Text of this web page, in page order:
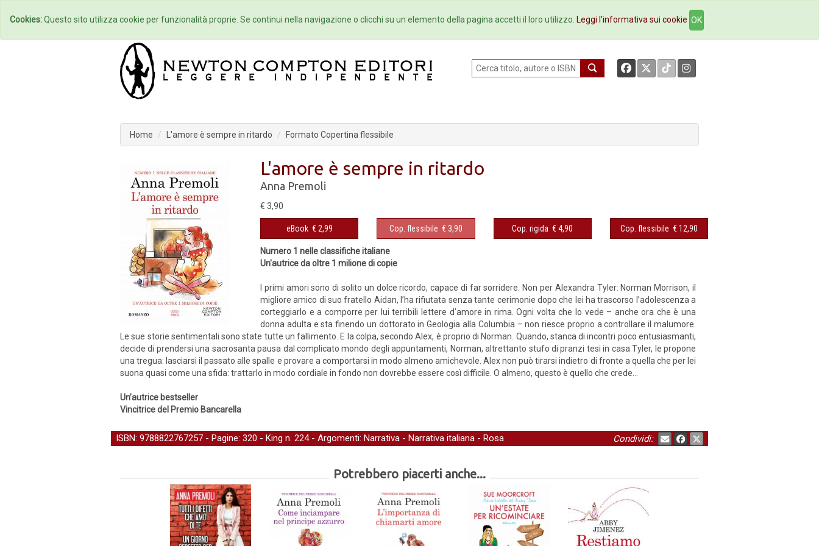
Home Autori Eventi Collane Newsletter Ebookstore Contatti
Home L'amore è sempre in ritardo Formato Copertina flessibile
L'amore è sempre in ritardo
Anna Premoli
€ 3,90
eBook € 2,99 Cop. flessibile € 3,90 Cop. rigida € 4,90 Cop. flessibile € 12,90
Numero 1 nelle classifiche italiane
Un'autrice da oltre 1 milione di copie
I primi amori sono di solito un dolce ricordo, capace di far sorridere. Non per Alexandra Tyler: Norman Morrison, il
migliore amico di suo fratello Aidan, l’ha rifiutata senza tante cerimonie dopo che lei ha trascorso l’adolescenza a
corteggiarlo e a comporre per lui terribili lettere d’amore in rima. Ogni volta che lo vede – anche ora che è una
donna adulta e sta finendo un dottorato in Geologia alla Columbia – non riesce proprio a controllare il malumore.
Le sue storie sentimentali sono state tutte un fallimento. E la colpa, secondo Alex, è proprio di Norman. Quando, stanca di incontri poco entusiasmanti,
decide di prendersi una sacrosanta pausa dal complicato mondo degli appuntamenti, Norman, altrettanto stufo di pranzi tesi in casa Tyler, le propone
una tregua: lasciarsi il passato alle spalle e provare a comportarsi in modo almeno amichevole. Alex non può tirarsi indietro di fronte a quella che per lei
suona quasi come una sfida: trattarlo in modo cordiale in fondo non dovrebbe essere così difficile. O almeno, questo è quello che crede…
Un’autrice bestseller
Vincitrice del Premio Bancarella
ISBN: 9788822767257 - Pagine: 320 - King n. 224 - Argomenti: Narrativa - Narrativa italiana - Rosa Condividi:
Potrebbero piacerti anche...
Cookies:Questo sito utilizza cookie per funzionalità proprie. Se continui nella navigazione o clicchi su un elemento della pagina accetti il loro utilizzo. Leggi l'informativa sui cookie OK